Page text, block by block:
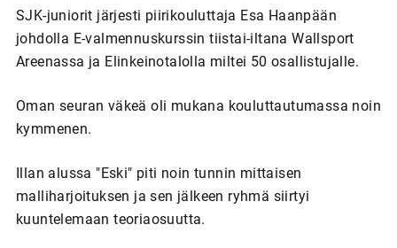
SJK-juniorit järjesti piirikouluttaja Esa Haanpään
johdolla E-valmennuskurssin tiistai-iltana Wallsport
Areenassa ja Elinkeinotalolla miltei 50 osallistujalle.
Oman seuran väkeä oli mukana kouluttautumassa noin
kymmenen.
Illan alussa "Eski" piti noin tunnin mittaisen
malliharjoituksen ja sen jälkeen ryhmä siirtyi
kuuntelemaan teoriaosuutta.